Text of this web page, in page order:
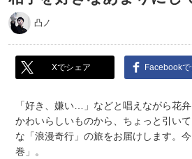
凸ノ
Xでシェア Facebook
「好き、嫌い…」などと唱えながら花
かわいらしいものから、ちょっと引い
な「浪漫奇行」の旅をお届けします。
巻」。